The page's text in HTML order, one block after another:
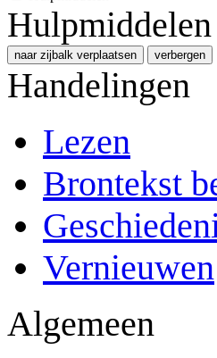
Hulpmiddelen
naar zijbalk verplaatsen verbergen
Handelingen
Lezen
Brontekst
Vernieuwen
Algemeen